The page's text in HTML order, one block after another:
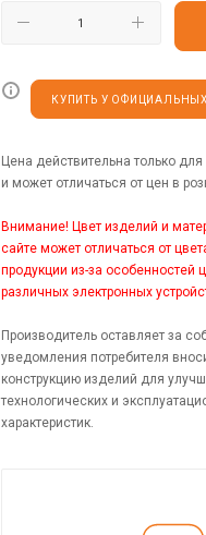
КУПИТЬ У
Цена действительна только для
и может отличаться от цен в
Внимание! Цвет изделий и
сайте может отличаться от
продукции из-за особенностей
различных электронных
Производитель оставляет за
уведомления потребителя
конструкцию изделий для
технологических и
характеристик.